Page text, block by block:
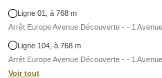
Ligne 01, à 768 m
Arrêt Europe Avenue Découverte - - 1
Ligne 104, à 768 m
Arrêt Europe Avenue Découverte - - 1
Voir tout